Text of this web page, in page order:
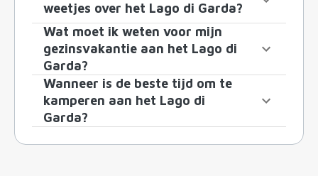
weetjes over het Lago di Garda?
Wat moet ik weten voor mijn
gezinsvakantie aan het Lago di
Garda?
Wanneer is de beste tijd om te
kamperen aan het Lago di
Garda?